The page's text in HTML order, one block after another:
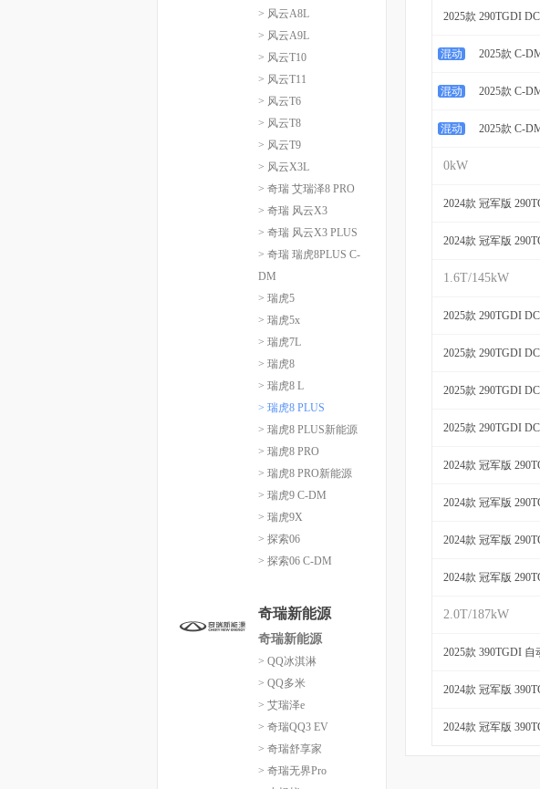
> 风云A8L
> 风云A9L
> 风云T10
> 风云T11
> 风云T6
> 风云T8
> 风云T9
> 风云X3L
> 奇瑞 艾瑞泽8 PRO
> 奇瑞 风云X3
> 奇瑞 风云X3 PLUS
> 奇瑞 瑞虎8PLUS C-
DM
> 瑞虎5
> 瑞虎5x
> 瑞虎7L
> 瑞虎8
> 瑞虎8 L
> 瑞虎8 PLUS
> 瑞虎8 PLUS新能源
> 瑞虎8 PRO
> 瑞虎8 PRO新能源
> 瑞虎9 C-DM
> 瑞虎9X
> 探索06
> 探索06 C-DM
奇瑞新能源
奇瑞新能源
> QQ冰淇淋
> QQ多米
> 艾瑞泽e
> 奇瑞QQ3 EV
> 奇瑞舒享家
> 奇瑞无界Pro
2025款 290TGDI
混动 2025款 C-
混动 2025款 C-
混动 2025款 C-
0kW
2024款 冠军版
2024款 冠军版
1.6T/145kW
2025款 290TGDI
2025款 290TGDI
2025款 290TGDI
2025款 290TGDI
2024款 冠军版
2024款 冠军版
2024款 冠军版
2024款 冠军版
2.0T/187kW
2025款 390TGDI
2024款 冠军版
2024款 冠军版